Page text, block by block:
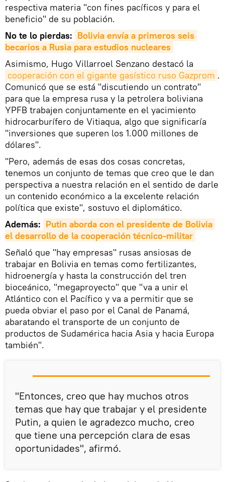
respectiva materia "con fines pacíficos y para el
beneficio" de su población.
No te lo pierdas: Bolivia envía a primeros seis
becarios a Rusia para estudios nucleares
Asimismo, Hugo Villarroel Senzano destacó la
cooperación con el gigante gasístico ruso Gazprom .
Comunicó que se está "discutiendo un contrato"
para que la empresa rusa y la petrolera boliviana
YPFB trabajen conjuntamente en el yacimiento
hidrocarburífero de Vitiaqua, algo que significaría
"inversiones que superen los 1.000 millones de
dólares".
"Pero, además de esas dos cosas concretas,
tenemos un conjunto de temas que creo que le dan
perspectiva a nuestra relación en el sentido de darle
un contenido económico a la excelente relación
política que existe", sostuvo el diplomático.
Además: Putin aborda con el presidente de Bolivia
el desarrollo de la cooperación técnico-militar
Señaló que "hay empresas" rusas ansiosas de
trabajar en Bolivia en temas como fertilizantes,
hidroenergía y hasta la construcción del tren
bioceánico, "megaproyecto" que "va a unir el
Atlántico con el Pacífico y va a permitir que se
pueda obviar el paso por el Canal de Panamá,
abaratando el transporte de un conjunto de
productos de Sudamérica hacia Asia y hacia Europa
también".
"Entonces, creo que hay muchos otros
temas que hay que trabajar y el presidente
Putin, a quien le agradezco mucho, creo
que tiene una percepción clara de esas
oportunidades", afirmó.